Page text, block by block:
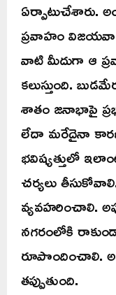
ఏర్పాటుచేశారు.
ప్రవాహం
వాటి మీదుగా ఆ
కలుస్తుంది.
శాతం జనాభాపై
లేదా మరేదైనా
భవిష్యత్తులో
చర్యలు
వ్యవహరించాలి.
నగరంలోకి
రూపొందించాలి.
తప్పుతుంది.